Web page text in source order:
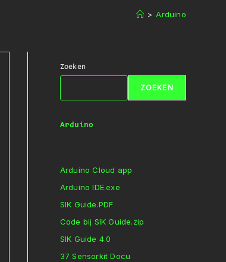
> Arduino
Zoeken
ZOEKEN
Arduino
Arduino Cloud app
Arduino IDE.exe
SIK Guide.PDF
Code bij SIK Guide.zip
SIK Guide 4.0
37 Sensorkit Docu